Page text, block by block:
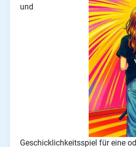
und
Geschicklichkeitsspiel für eine